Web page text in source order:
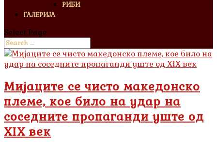
РИБИ
ГАЛЕРИЈА
Select Page
Мијаците се чисто македонско
племе, кое било на удар на
соседните пропаганди уште од
XIX век